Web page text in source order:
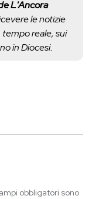
L'Ancora
le notizie
reale, sui
in Diocesi.
obbligatori sono